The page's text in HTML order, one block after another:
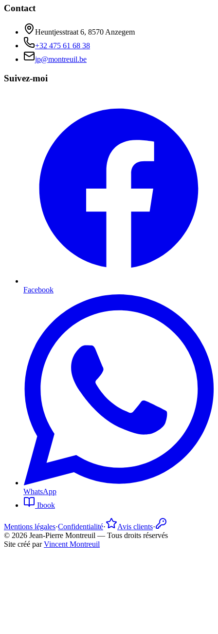
Contact
Heuntjesstraat 6, 8570 Anzegem
+32 475 61 68 38
jp@montreuil.be
Suivez-moi
Facebook
WhatsApp
Ibook
Mentions légales·Confidentialité· Avis clients·
© 2026 Jean-Pierre Montreuil — Tous droits réservés
Site créé par Vincent Montreuil